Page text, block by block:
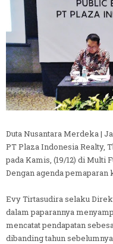
Duta Nusantara Merdeka |
PT Plaza Indonesia Realty,
pada Kamis, (19/12) di Multi
Dengan agenda pemaparan
Evy Tirtasudira selaku
dalam paparannya
mencatat pendapatan
dibanding tahun